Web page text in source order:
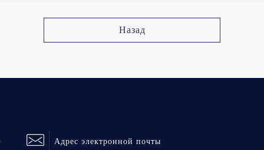
Назад
Адрес электронной почты